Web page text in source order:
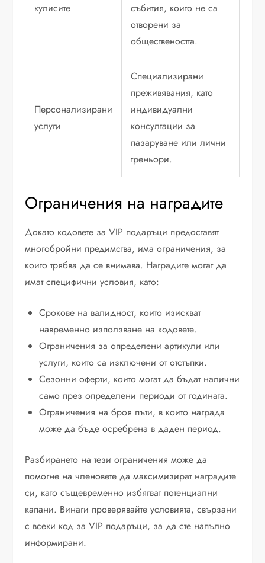
кулисите
събития, които не са
отворени за
обществеността.
Персонализирани
услуги
Специализирани
преживявания, като
индивидуални
консултации за
пазаруване или лични
треньори.
Ограничения на наградите
Докато кодовете за VIP подаръци предоставят
многобройни предимства, има ограничения, за
които трябва да се внимава. Наградите могат да
имат специфични условия, като:
Срокове на валидност, които изискват
навременно използване на кодовете.
Ограничения за определени артикули или
услуги, които са изключени от отстъпки.
Сезонни оферти, които могат да бъдат налични
само през определени периоди от годината.
Ограничения на броя пъти, в които награда
може да бъде осребрена в даден период.
Разбирането на тези ограничения може да
помогне на членовете да максимизират наградите
си, като същевременно избягват потенциални
капани. Винаги проверявайте условията, свързани
с всеки код за VIP подаръци, за да сте напълно
информирани.